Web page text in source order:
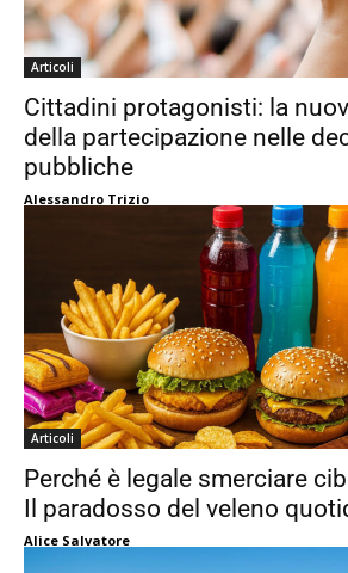
Articoli
Cittadini protagonisti: la
della partecipazione nelle
pubbliche
Alessandro Trizio
Articoli
Perché è legale smerciare
Il paradosso del veleno
Alice Salvatore